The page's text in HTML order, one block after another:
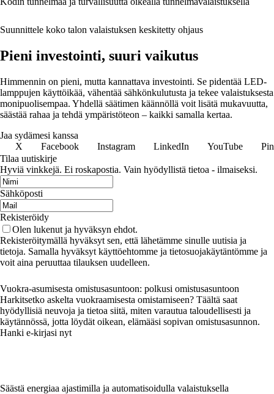
Suunnittele koko talon valaistuksen keskitetty ohjaus
Pieni investointi, suuri vaikutus
Himmennin on pieni, mutta kannattava investointi. Se pidentää LED-
lamppujen käyttöikää, vähentää sähkönkulutusta ja tekee valaistuksesta
monipuolisempaa. Yhdellä säätimen käännöllä voit lisätä mukavuutta,
säästää rahaa ja tehdä ympäristöteon – kaikki samalla kertaa.
Jaa sydämesi kanssa
X
Facebook Instagram LinkedIn YouTube
Tilaa uutiskirje
Hyviä vinkkejä. Ei roskapostia. Vain hyödyllistä tietoa - ilmaiseksi.
Sähköposti
Rekisteröidy
Olen lukenut ja hyväksyn ehdot.
Rekisteröitymällä hyväksyt sen, että lähetämme sinulle uutisia ja
tietoja. Samalla hyväksyt käyttöehtomme ja tietosuojakäytäntömme ja
voit aina peruuttaa tilauksen uudelleen.
Vuokra-asumisesta omistusasuntoon: polkusi omistusasuntoon
Harkitsetko askelta vuokraamisesta omistamiseen? Täältä saat
hyödyllisiä neuvoja ja tietoa siitä, miten varautua taloudellisesti ja
käytännössä, jotta löydät oikean, elämääsi sopivan omistusasunnon.
Hanki e-kirjasi nyt
Säästä energiaa ajastimilla ja automatisoidulla valaistuksella